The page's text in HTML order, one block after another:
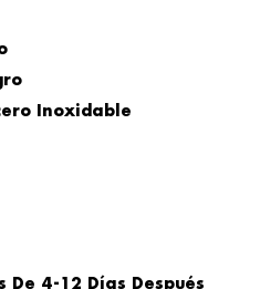
Inoxidable
De 4-12 Días Después